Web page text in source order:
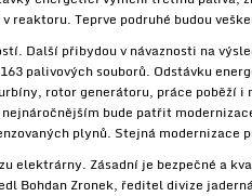
Teprve podruhé budou
Další přibydou v návaznosti na
palivových souborů. Odstávku
rotor generátoru, práce poběží i
bude patřit
plynů. Stejná modernizace
elektrárny. Zásadní je bezpečné a
Bohdan Zronek, ředitel divize